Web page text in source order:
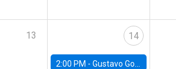
13 14
2:00 PM - Gustavo González - Banco Central de Chile